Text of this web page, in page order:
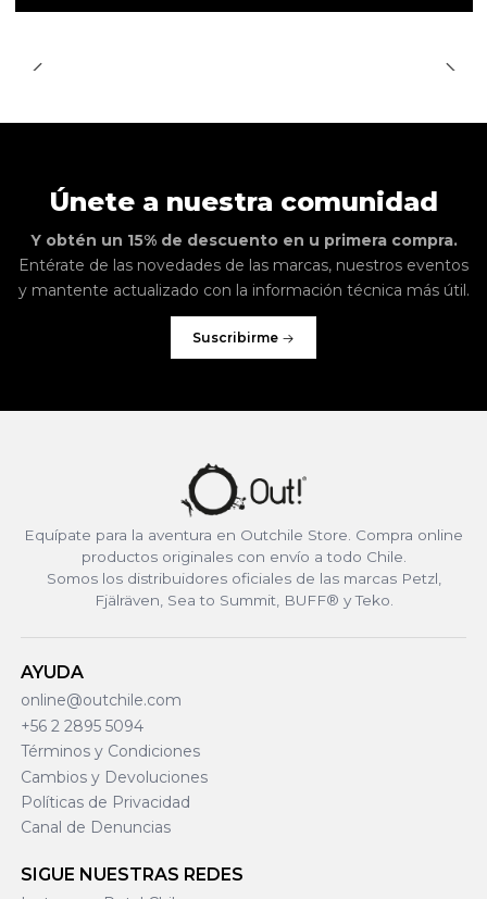
Únete a nuestra comunidad
Y obtén un 15% de descuento en u primera compra.
Entérate de las novedades de las marcas, nuestros eventos
y mantente actualizado con la información técnica más útil.
Suscribirme
Equípate para la aventura en Outchile Store. Compra online
productos originales con envío a todo Chile.
Somos los distribuidores oficiales de las marcas Petzl,
Fjälräven, Sea to Summit, BUFF® y Teko.
AYUDA
online@outchile.com
+56 2 2895 5094
Términos y Condiciones
Cambios y Devoluciones
Políticas de Privacidad
Canal de Denuncias
SIGUE NUESTRAS REDES